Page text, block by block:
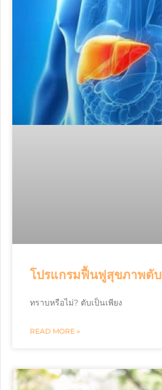
โปรแกรมฟื้นฟูสุขภาพตับ
ทราบหรือไม่? ตับเป็นเพียง
READ MORE »